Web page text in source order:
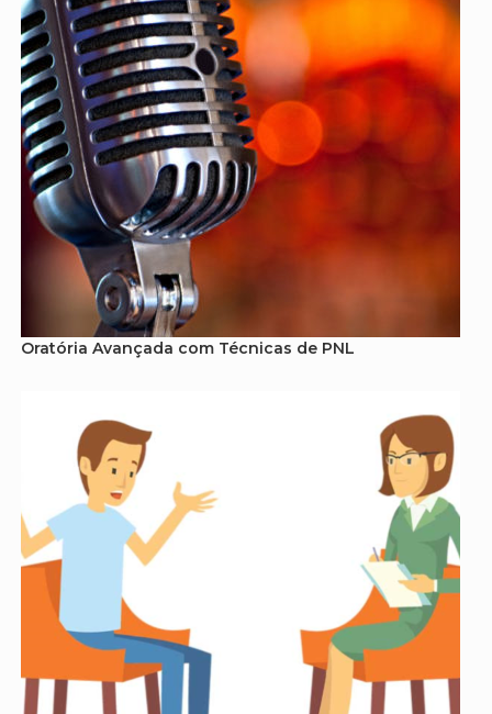
Oratória Avançada com Técnicas de PNL